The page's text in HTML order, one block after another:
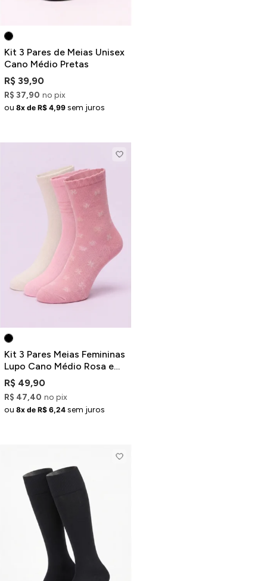
Kit 3 Pares de Meias Unisex
Cano Médio Pretas
R$ 39,90
R$ 37,90 no pix
ou 8x de R$ 4,99 sem juros
Kit 3 Pares Meias Femininas
Lupo Cano Médio Rosa e
Off-White
R$ 49,90
R$ 47,40 no pix
ou 8x de R$ 6,24 sem juros